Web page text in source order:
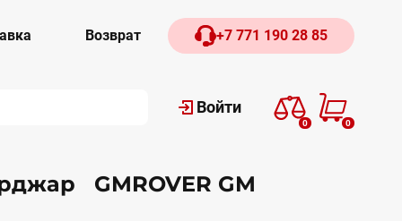
Возврат +7 771 190 28 85
Войти
0 0
GMROVER GM